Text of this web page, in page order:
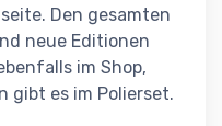
Den gesamten
neue Editionen
im Shop,
gibt es im Polierset.